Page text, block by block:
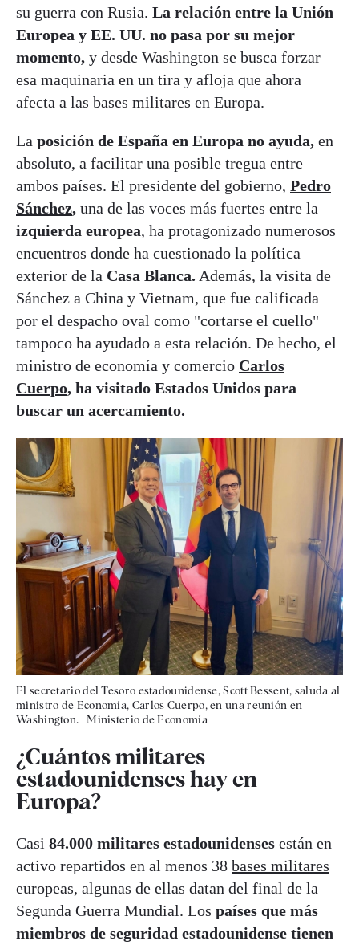
su guerra con Rusia. La relación entre la Unión
Europea y EE. UU. no pasa por su mejor
momento, y desde Washington se busca forzar
esa maquinaria en un tira y afloja que ahora
afecta a las bases militares en Europa.
La posición de España en Europa no ayuda, en
absoluto, a facilitar una posible tregua entre
ambos países. El presidente del gobierno, Pedro
Sánchez, una de las voces más fuertes entre la
izquierda europea, ha protagonizado numerosos
encuentros donde ha cuestionado la política
exterior de la Casa Blanca. Además, la visita de
Sánchez a China y Vietnam, que fue calificada
por el despacho oval como "cortarse el cuello"
tampoco ha ayudado a esta relación. De hecho, el
ministro de economía y comercio Carlos
Cuerpo, ha visitado Estados Unidos para
buscar un acercamiento.
El secretario del Tesoro estadounidense, Scott Bessent, saluda al
ministro de Economía, Carlos Cuerpo, en una reunión en
Washington. |Ministerio de Economía
¿Cuántos militares
estadounidenses hay en
Europa?
Casi 84.000 militares estadounidenses están en
activo repartidos en al menos 38 bases militares
europeas, algunas de ellas datan del final de la
Segunda Guerra Mundial. Los países que más
miembros de seguridad estadounidense tienen